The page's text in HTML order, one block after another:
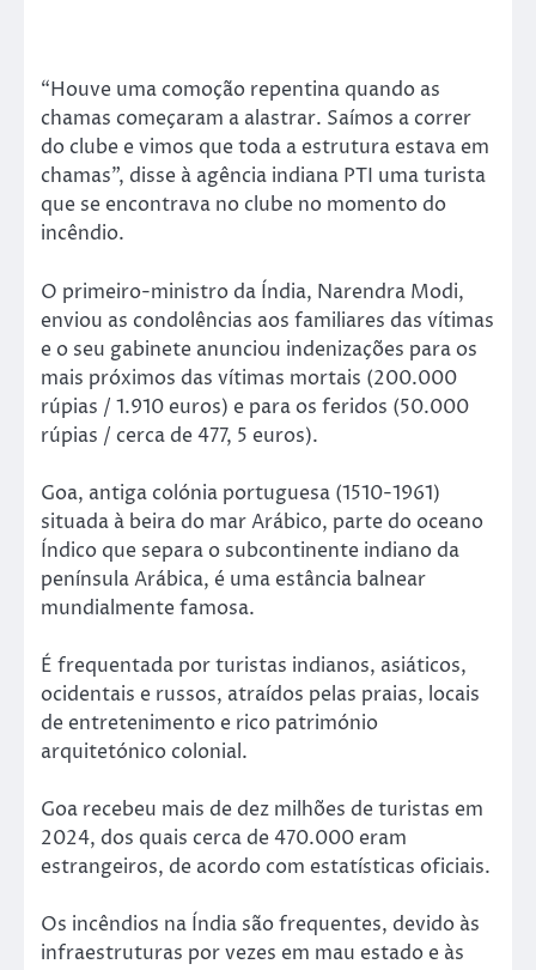
“Houve uma comoção repentina quando as
chamas começaram a alastrar. Saímos a correr
do clube e vimos que toda a estrutura estava em
chamas”, disse à agência indiana PTI uma turista
que se encontrava no clube no momento do
incêndio.
O primeiro-ministro da Índia, Narendra Modi,
enviou as condolências aos familiares das vítimas
e o seu gabinete anunciou indenizações para os
mais próximos das vítimas mortais (200.000
rúpias / 1.910 euros) e para os feridos (50.000
rúpias / cerca de 477, 5 euros).
Goa, antiga colónia portuguesa (1510-1961)
situada à beira do mar Arábico, parte do oceano
Índico que separa o subcontinente indiano da
península Arábica, é uma estância balnear
mundialmente famosa.
É frequentada por turistas indianos, asiáticos,
ocidentais e russos, atraídos pelas praias, locais
de entretenimento e rico património
arquitetónico colonial.
Goa recebeu mais de dez milhões de turistas em
2024, dos quais cerca de 470.000 eram
estrangeiros, de acordo com estatísticas oficiais.
Os incêndios na Índia são frequentes, devido às
infraestruturas por vezes em mau estado e às